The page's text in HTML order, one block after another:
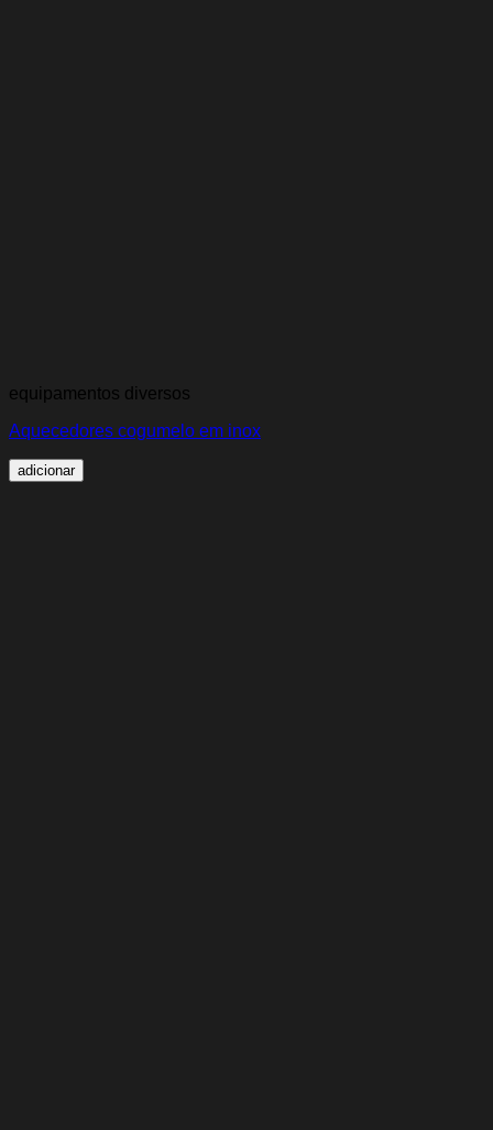
equipamentos diversos
Aquecedores cogumelo em inox
adicionar